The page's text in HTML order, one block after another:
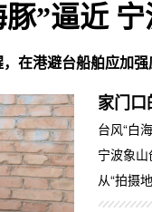
豚”逼近
在港避台船舶应加
台风“白
宁波象山
从“拍摄